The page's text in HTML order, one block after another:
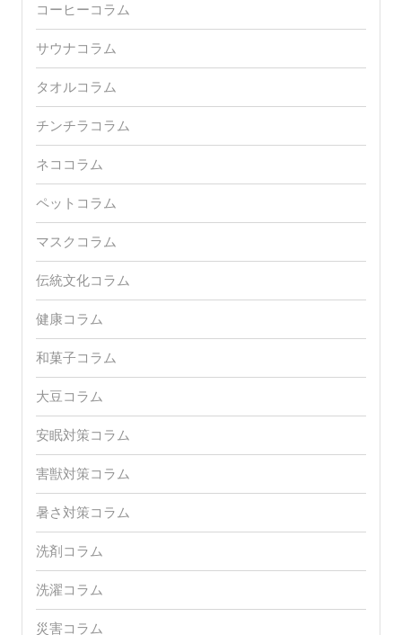
コーヒーコラム
サウナコラム
タオルコラム
チンチラコラム
ネココラム
ペットコラム
マスクコラム
伝統文化コラム
健康コラム
和菓子コラム
大豆コラム
安眠対策コラム
害獣対策コラム
暑さ対策コラム
洗剤コラム
洗濯コラム
災害コラム